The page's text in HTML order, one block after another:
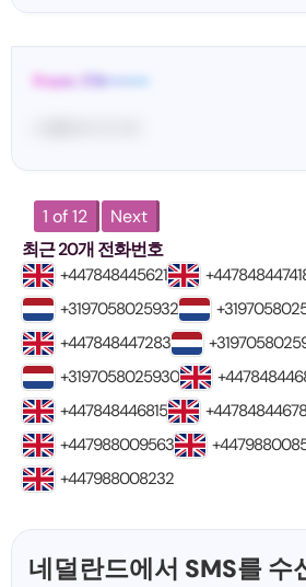
From: 178••••••••
1 of 12
Next
최근 20개 전화번호
+447848445621
+3197058025932
+447848447283
+3197058025930
+447848446815
+447988009563
+447988008232
네덜란드에서 SMS를 수